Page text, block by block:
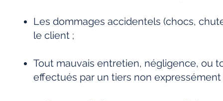
Les dommages accidentels (chocs,
le client ;
Tout mauvais entretien, négligence, ou
effectués par un tiers non expressément